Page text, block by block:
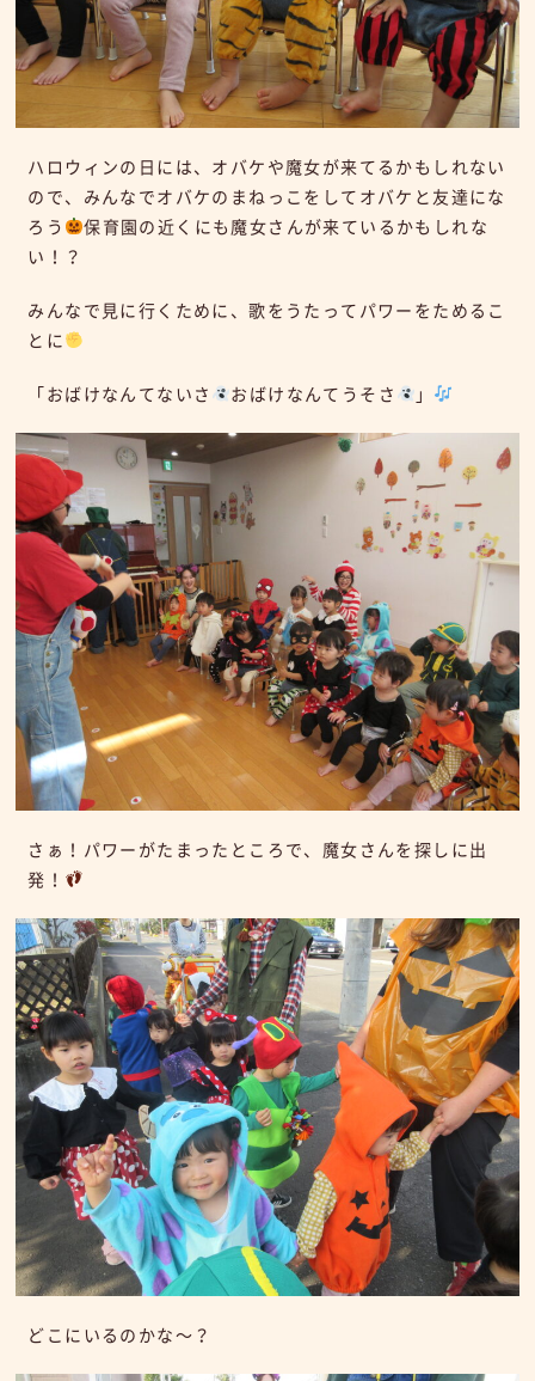
ハロウィンの日には、オバケや魔女が来てるかもしれない
ので、みんなでオバケのまねっこをしてオバケと友達にな
ろう
保育園の近くにも魔女さんが来ているかもしれな
い！？
みんなで見に行くために、歌をうたってパワーをためるこ
とに
「おばけなんてないさ おばけなんてうそさ 」
さぁ！パワーがたまったところで、魔女さんを探しに出
発！
どこにいるのかな～？